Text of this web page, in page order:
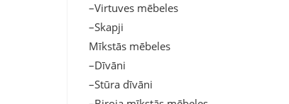
–Virtuves mēbeles
–Skapji
Mīkstās mēbeles
–Dīvāni
–Stūra dīvāni